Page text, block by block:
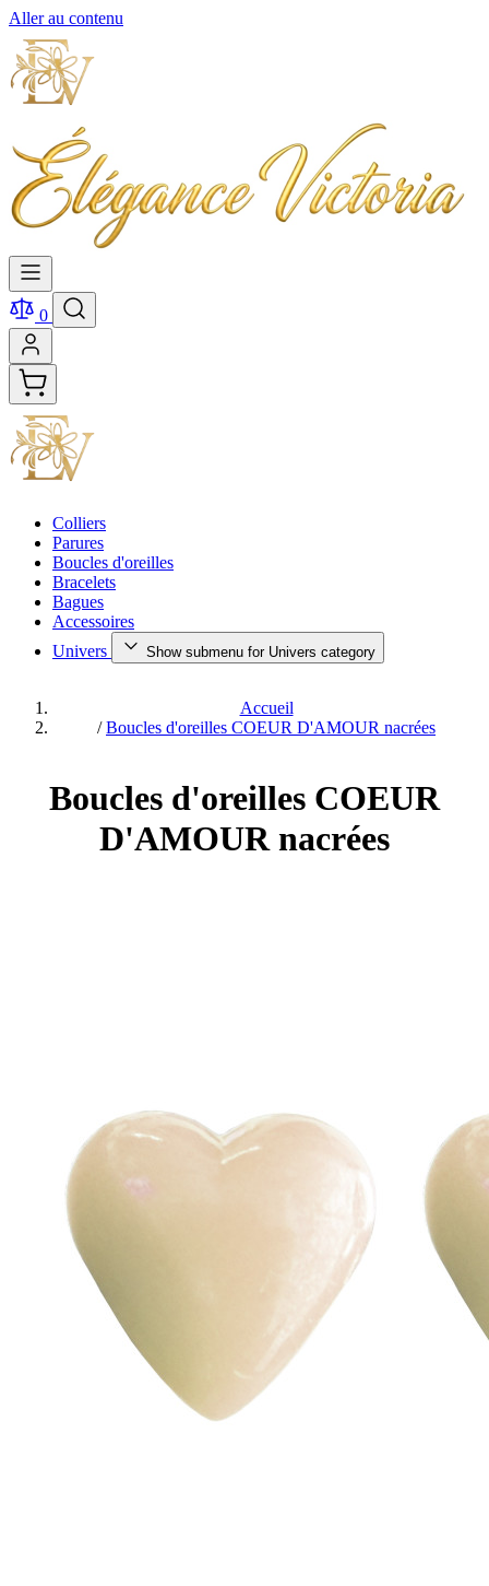
Aller au contenu
0
Colliers
Parures
Boucles d'oreilles
Bracelets
Bagues
Accessoires
Univers
Show submenu for Univers category
Accueil
/ Boucles d'oreilles COEUR D'AMOUR nacrées
Boucles d'oreilles COEUR
D'AMOUR nacrées